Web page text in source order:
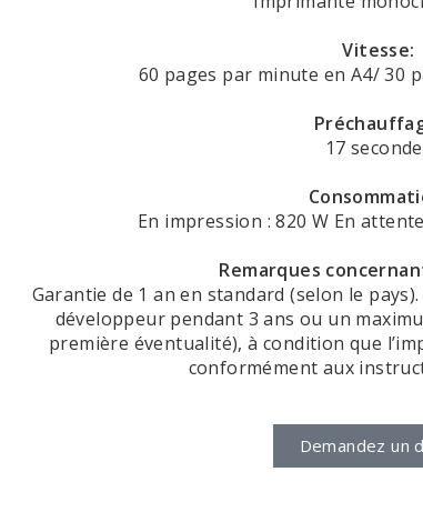
Vitesse:
60 pages par minute en A4/ 30
17
En impression : 820 W En
Remarques
‎Garantie de 1 an en standard (selon le
développeur pendant 3 ans ou un
première éventualité), à condition que
conformément aux
Demandez un